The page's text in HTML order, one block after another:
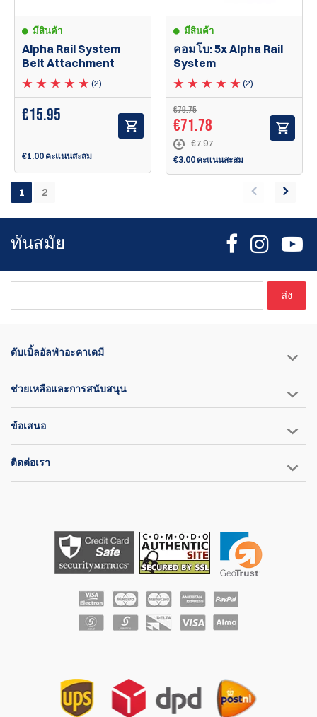
มีสินค้า
Alpha Rail System
Belt Attachment
(2)
€15.95
€1.00 คะแนนสะสม
มีสินค้า
คอมโบ: 5x Alpha Rail
System
(2)
€79.75
€71.78
€7.97
€3.00 คะแนนสะสม
1 2
ทันสมัย
ส่ง
ดับเบิ้ลอัลฟ่าอะคาเดมี
ช่วยเหลือและการสนับสนุน
ข้อเสนอ
ติดต่อเรา